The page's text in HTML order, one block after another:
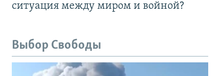
ситуация между миром и войной?
Выбор Свободы